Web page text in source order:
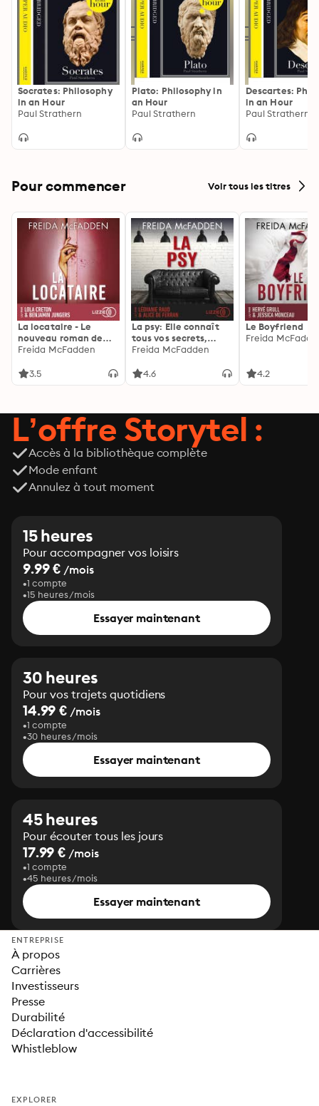
Socrates: Philosophy
in an Hour
Paul Strathern
Plato: Philosophy in
an Hour
Paul Strathern
Descartes:
in an Hour
Paul Strathern
Pour commencer Voir tous les titres
La locataire - Le
nouveau roman de
l'autrice de La femme
Freida McFadden
3.5
La psy: Elle connaît
tous vos secrets,
découvrez les siens ...
Freida McFadden
4.6
Le Boyfriend
Freida
4.2
L’offre Storytel :
Accès à la bibliothèque complète
Mode enfant
Annulez à tout moment
15 heures
Pour accompagner vos loisirs
9.99 € /mois
1 compte
15 heures/mois
Essayer maintenant
30 heures
Pour vos trajets quotidiens
14.99 € /mois
1 compte
30 heures/mois
Essayer maintenant
45 heures
Pour écouter tous les jours
17.99 € /mois
1 compte
45 heures/mois
Essayer maintenant
ENTREPRISE
À propos
Carrières
Investisseurs
Presse
Durabilité
Déclaration d'accessibilité
Whistleblow
EXPLORER